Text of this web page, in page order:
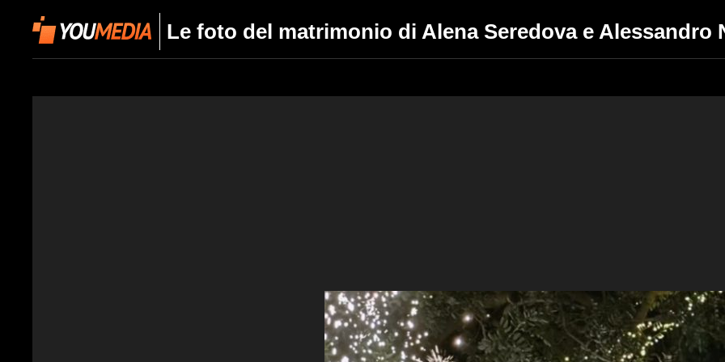
Le foto del matrimonio di Alena Seredova e Alessandro